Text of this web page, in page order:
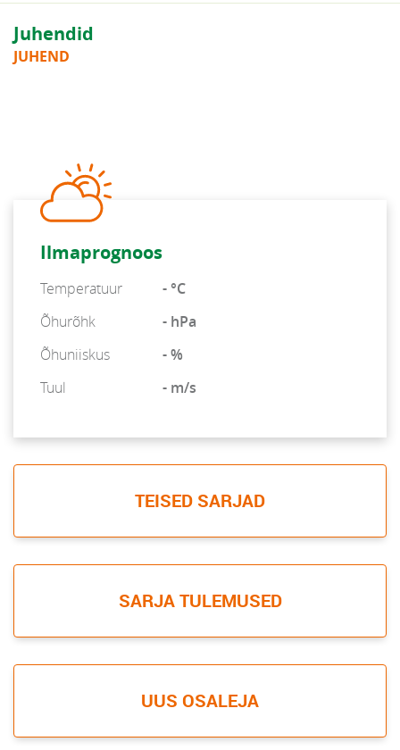
Juhendid
JUHEND
Ilmaprognoos
Temperatuur
- °C
Õhurõhk
- hPa
Õhuniiskus
- %
Tuul
- m/s
TEISED SARJAD
SARJA TULEMUSED
UUS OSALEJA